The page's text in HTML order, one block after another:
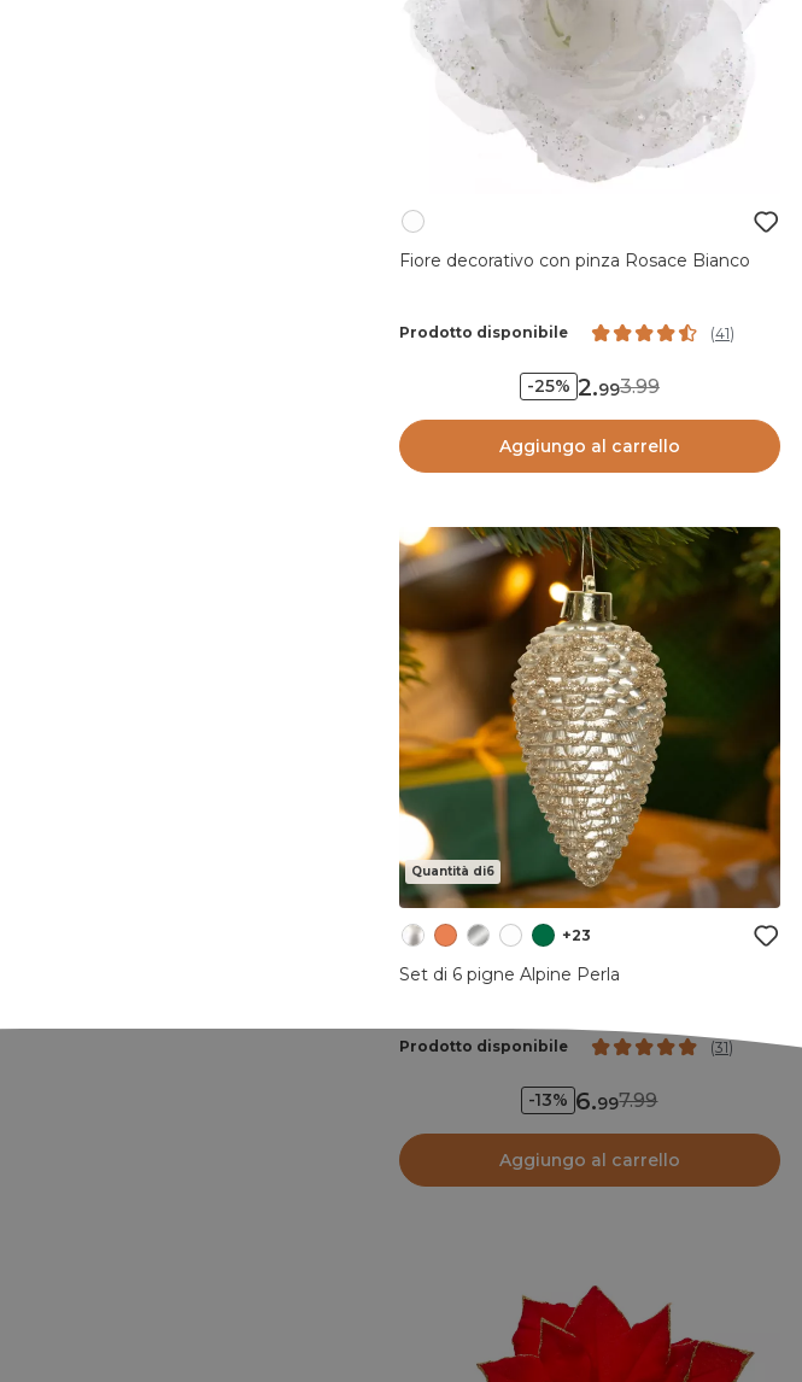
Fiore decorativo con pinza Rosace Bianco
Prodotto disponibile (41)
-25% 2.993.99
Aggiungo al carrello
Quantità di6
+23
Set di 6 pigne Alpine Perla
Prodotto disponibile (31)
-13% 6.997.99
Aggiungo al carrello